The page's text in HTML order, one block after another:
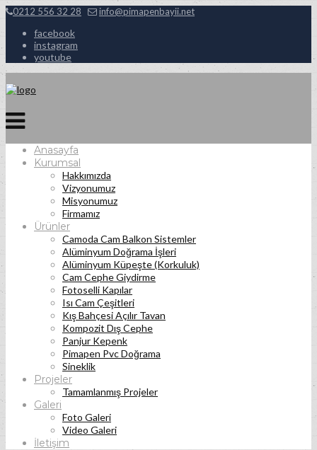
0212 556 32 28 info@pimapenbayii.net
facebook
instagram
youtube
Anasayfa
Kurumsal
Hakkımızda
Vizyonumuz
Misyonumuz
Firmamız
Ürünler
Camoda Cam Balkon Sistemler
Alüminyum Doğrama İşleri
Alüminyum Küpeşte (Korkuluk)
Cam Cephe Giydirme
Fotoselli Kapılar
Isı Cam Çeşitleri
Kış Bahçesi Açılır Tavan
Kompozit Dış Cephe
Panjur Kepenk
Pimapen Pvc Doğrama
Sineklik
Projeler
Tamamlanmış Projeler
Galeri
Foto Galeri
Video Galeri
İletişim